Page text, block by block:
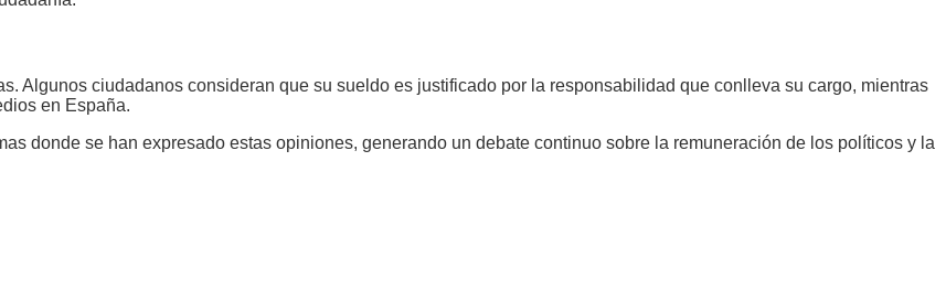
Algunos ciudadanos consideran que su sueldo es justificado por la responsabilidad que conlleva su cargo, mientras
en España.
donde se han expresado estas opiniones, generando un debate continuo sobre la remuneración de los políticos y la